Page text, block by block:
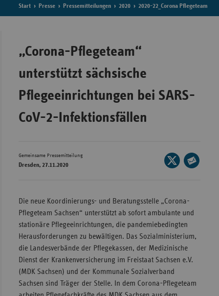
Start Presse Pressemitteilungen 2020 2020-22_Corona Pflegeteam
„Corona-Pflegeteam“
unterstützt sächsische
Pflegeeinrichtungen bei SARS-
CoV-2-Infektionsfällen
Gemeinsame Pressemitteilung
Dresden, 27.11.2020
Seite
auf
Mail
Die neue Koordinierungs- und Beratungsstelle „Corona-
Pflegeteam Sachsen“ unterstützt ab sofort ambulante und
stationäre Pflegeeinrichtungen, die pandemiebedingten
Herausforderungen zu bewältigen. Das Sozialministerium,
die Landesverbände der Pflegekassen, der Medizinische
Dienst der Krankenversicherung im Freistaat Sachsen e.V.
(MDK Sachsen) und der Kommunale Sozialverband
Sachsen sind Träger der Stelle. In dem Corona-Pflegeteam